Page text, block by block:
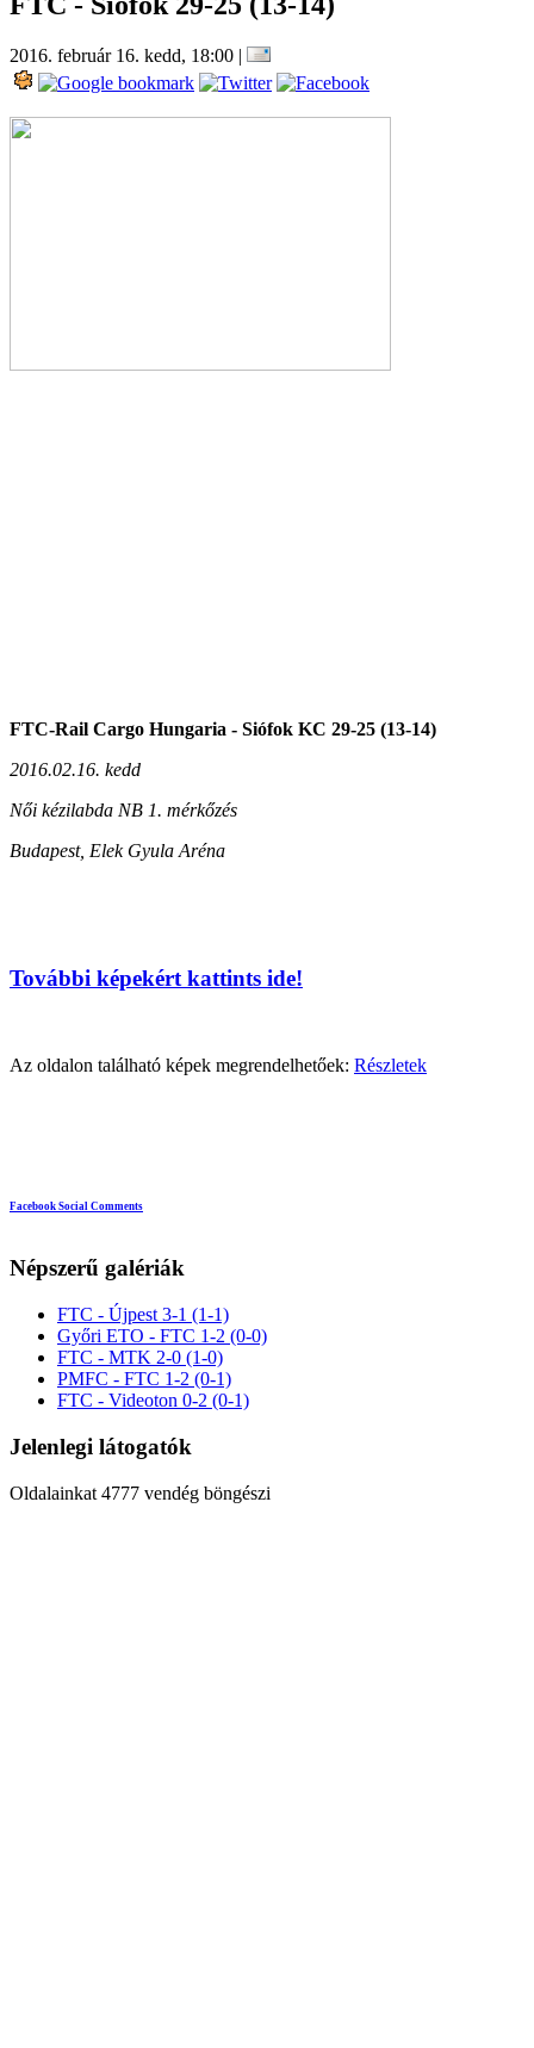
2016. február 16. kedd, 18:00 |
FTC-Rail Cargo Hungaria - Siófok KC 29-25 (13-14)
2016.02.16. kedd
Női kézilabda NB 1. mérkőzés
Budapest, Elek Gyula Aréna
További képekért kattints ide!
Az oldalon található képek megrendelhetőek: Részletek
Facebook Social Comments
Népszerű galériák
FTC - Újpest 3-1 (1-1)
Győri ETO - FTC 1-2 (0-0)
FTC - MTK 2-0 (1-0)
PMFC - FTC 1-2 (0-1)
FTC - Videoton 0-2 (0-1)
Jelenlegi látogatók
Oldalainkat 4777 vendég böngészi